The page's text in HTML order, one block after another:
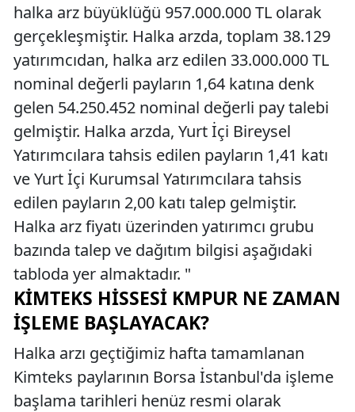
halka arz büyüklüğü 957.000.000 TL olarak
gerçekleşmiştir. Halka arzda, toplam 38.129
yatırımcıdan, halka arz edilen 33.000.000 TL
nominal değerli payların 1,64 katına denk
gelen 54.250.452 nominal değerli pay talebi
gelmiştir. Halka arzda, Yurt İçi Bireysel
Yatırımcılara tahsis edilen payların 1,41 katı
ve Yurt İçi Kurumsal Yatırımcılara tahsis
edilen payların 2,00 katı talep gelmiştir.
Halka arz fiyatı üzerinden yatırımcı grubu
bazında talep ve dağıtım bilgisi aşağıdaki
tabloda yer almaktadır. "
KIMTEKS HISSESI KMPUR NE ZAMAN
İŞLEME BAŞLAYACAK?
Halka arzı geçtiğimiz hafta tamamlanan
Kimteks paylarının Borsa İstanbul'da işleme
başlama tarihleri henüz resmi olarak